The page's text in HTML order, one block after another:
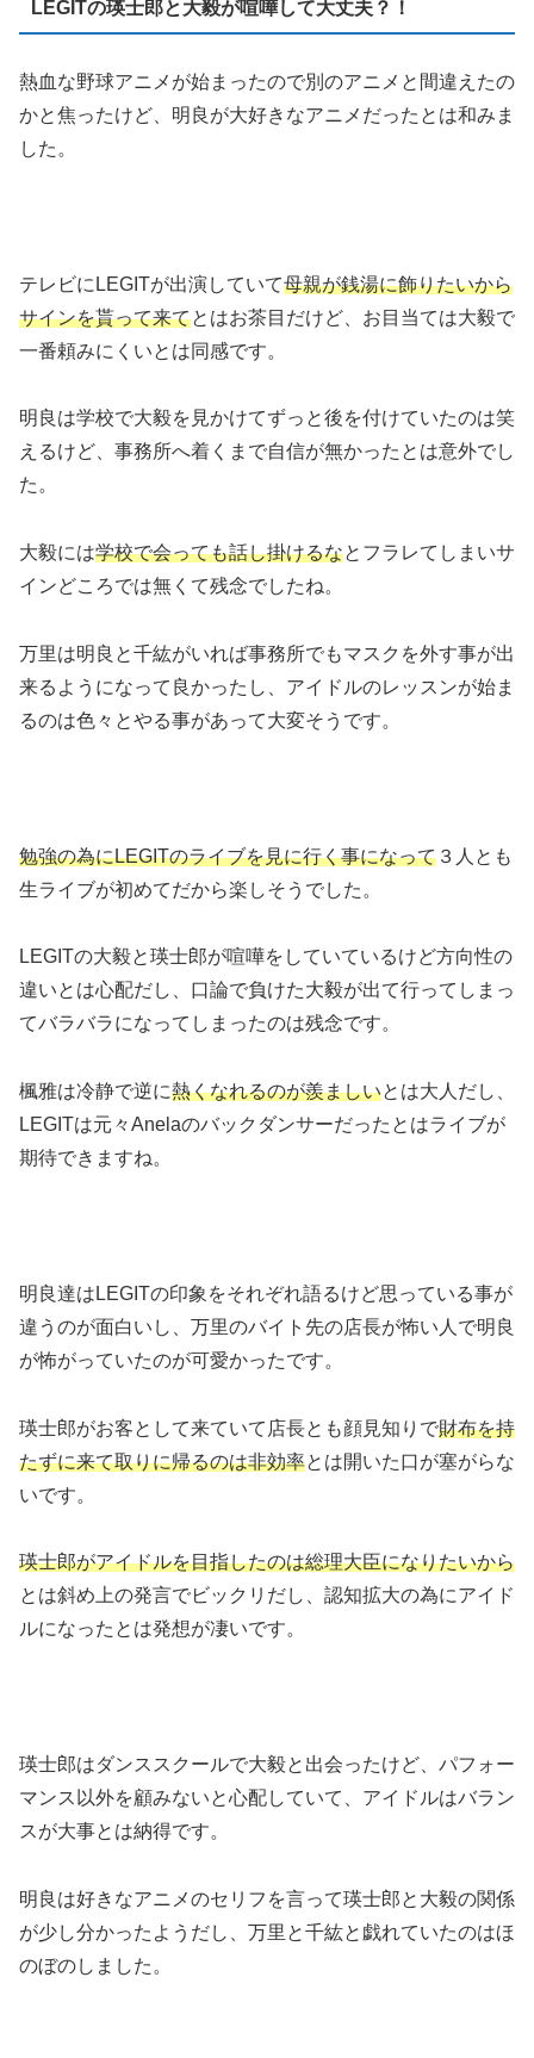
LEGITの瑛士郎と大毅が喧嘩して大丈夫？！
熱血な野球アニメが始まったので別のアニメと間違えたの
かと焦ったけど、明良が大好きなアニメだったとは和みま
した。
テレビにLEGITが出演していて母親が銭湯に飾りたいから
サインを貰って来てとはお茶目だけど、お目当ては大毅で
一番頼みにくいとは同感です。
明良は学校で大毅を見かけてずっと後を付けていたのは笑
えるけど、事務所へ着くまで自信が無かったとは意外でし
た。
大毅には学校で会っても話し掛けるなとフラレてしまいサ
インどころでは無くて残念でしたね。
万里は明良と千紘がいれば事務所でもマスクを外す事が出
来るようになって良かったし、アイドルのレッスンが始ま
るのは色々とやる事があって大変そうです。
勉強の為にLEGITのライブを見に行く事になって ３人とも
生ライブが初めてだから楽しそうでした。
LEGITの大毅と瑛士郎が喧嘩をしていているけど方向性の
違いとは心配だし、口論で負けた大毅が出て行ってしまっ
てバラバラになってしまったのは残念です。
楓雅は冷静で逆に熱くなれるのが羨ましいとは大人だし、
LEGITは元々Anelaのバックダンサーだったとはライブが
期待できますね。
明良達はLEGITの印象をそれぞれ語るけど思っている事が
違うのが面白いし、万里のバイト先の店長が怖い人で明良
が怖がっていたのが可愛かったです。
瑛士郎がお客として来ていて店長とも顔見知りで財布を持
たずに来て取りに帰るのは非効率とは開いた口が塞がらな
いです。
瑛士郎がアイドルを目指したのは総理大臣になりたいから
とは斜め上の発言でビックリだし、認知拡大の為にアイド
ルになったとは発想が凄いです。
瑛士郎はダンススクールで大毅と出会ったけど、パフォー
マンス以外を顧みないと心配していて、アイドルはバラン
スが大事とは納得です。
明良は好きなアニメのセリフを言って瑛士郎と大毅の関係
が少し分かったようだし、万里と千紘と戯れていたのはほ
のぼのしました。